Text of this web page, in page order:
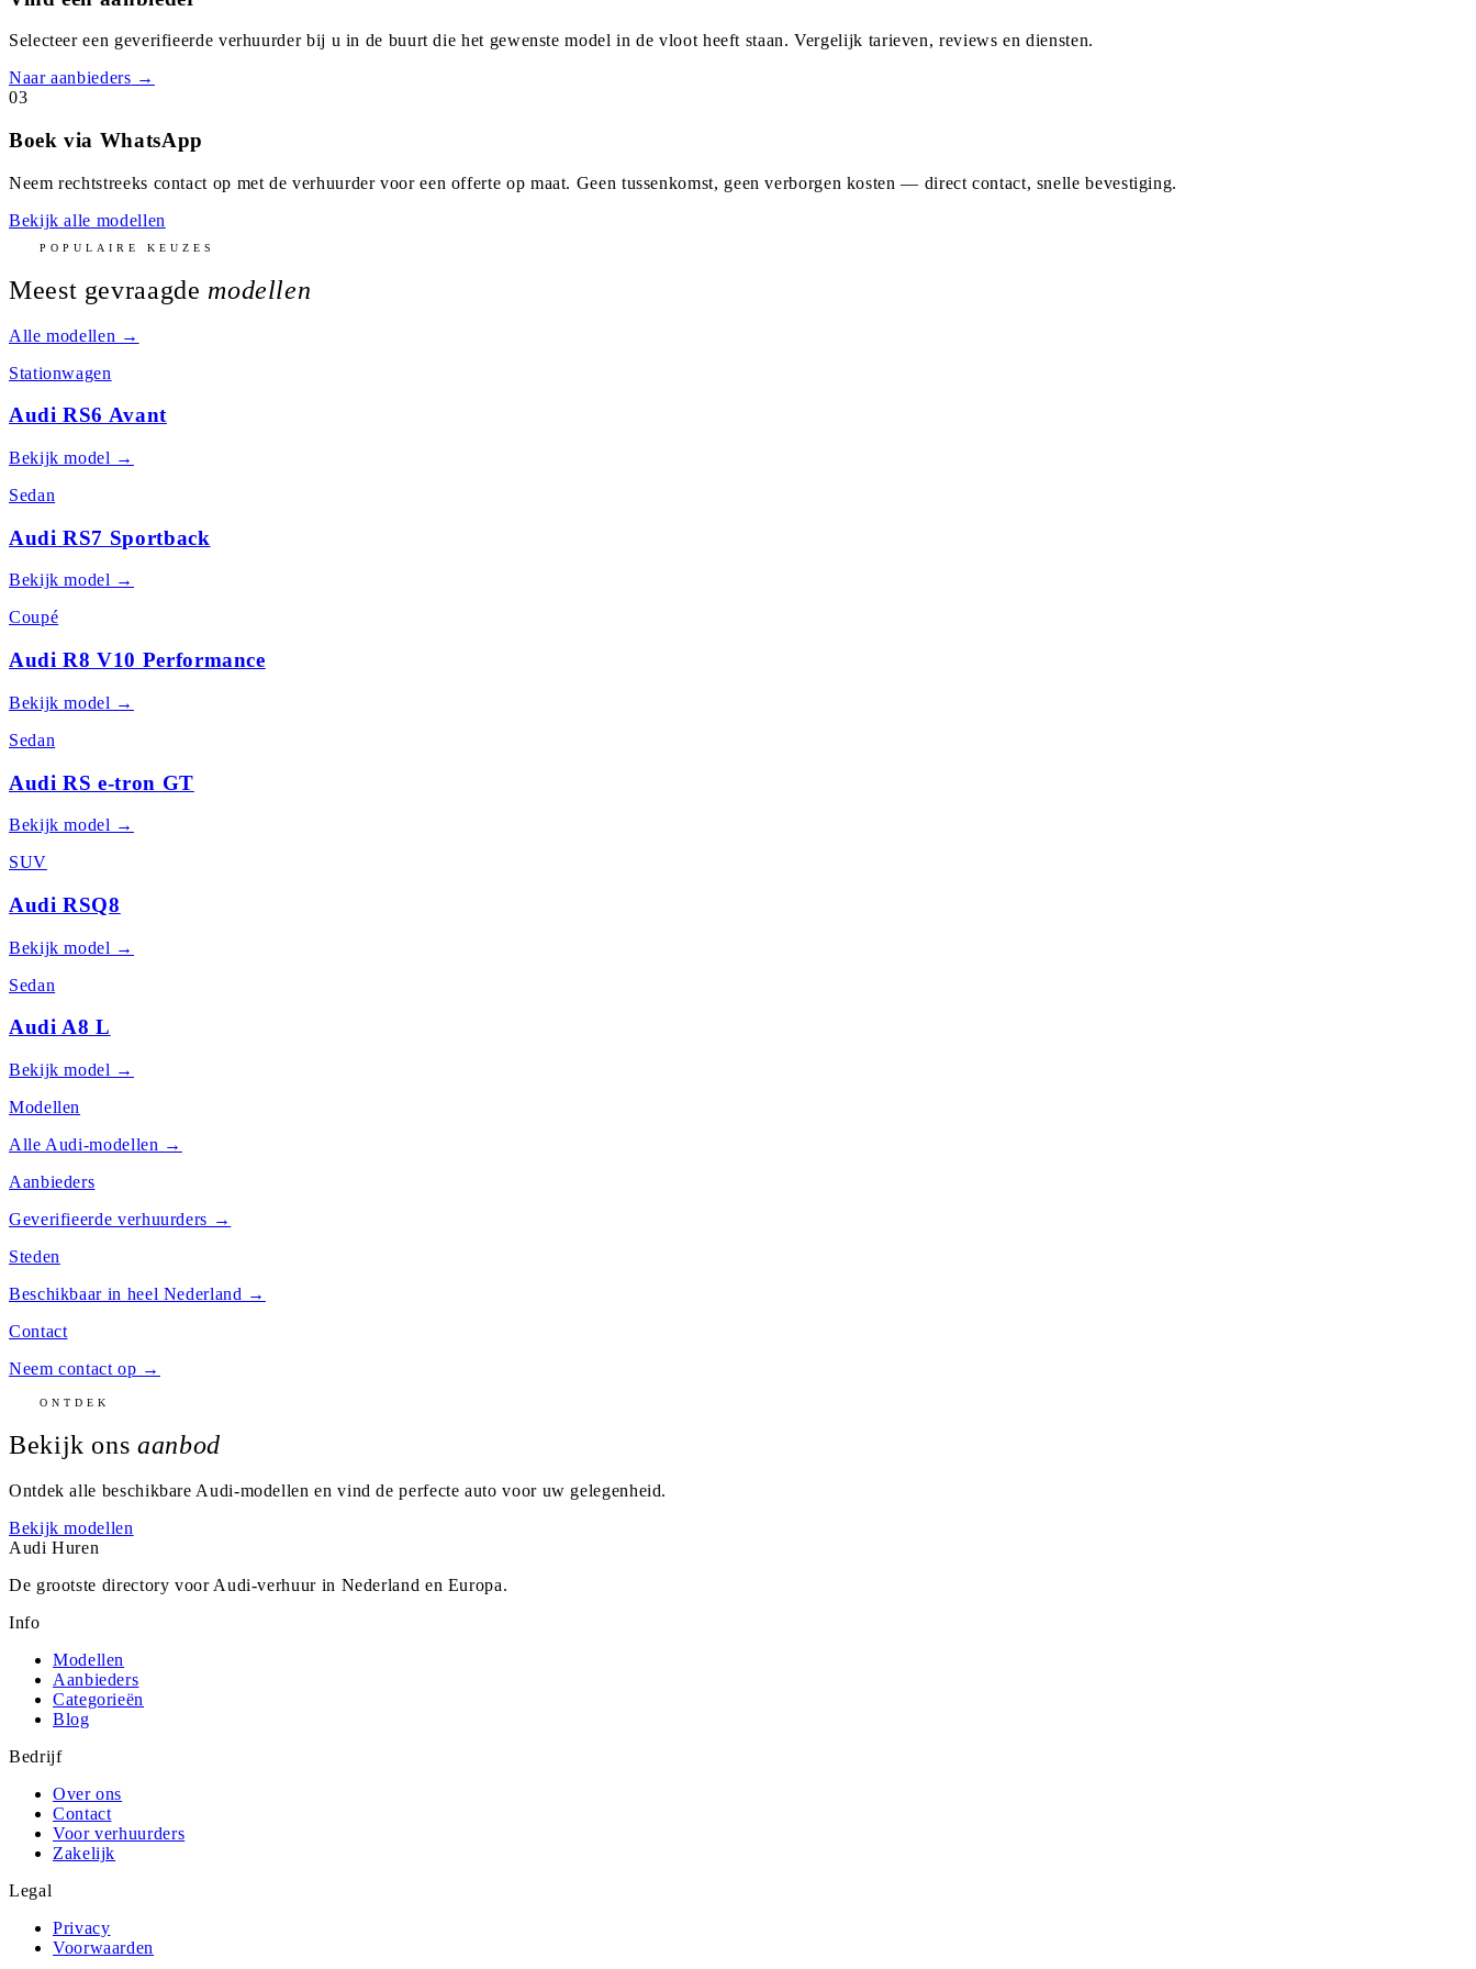
Selecteer een geverifieerde verhuurder bij u in de buurt die het gewenste model in de vloot heeft staan. Vergelijk tarieven, reviews en diensten.
Naar aanbieders →
03
Boek via WhatsApp
Neem rechtstreeks contact op met de verhuurder voor een offerte op maat. Geen tussenkomst, geen verborgen kosten — direct contact, snelle bevestiging.
Bekijk alle modellen
POPULAIRE KEUZES
Meest gevraagde modellen
Alle modellen →
Stationwagen
Audi RS6 Avant
Bekijk model →
Sedan
Audi RS7 Sportback
Bekijk model →
Coupé
Audi R8 V10 Performance
Bekijk model →
Sedan
Audi RS e-tron GT
Bekijk model →
SUV
Audi RSQ8
Bekijk model →
Sedan
Audi A8 L
Bekijk model →
Modellen
Alle Audi-modellen →
Aanbieders
Geverifieerde verhuurders →
Steden
Beschikbaar in heel Nederland →
Contact
Neem contact op →
ONTDEK
Bekijk onsaanbod
Ontdek alle beschikbare Audi-modellen en vind de perfecte auto voor uw gelegenheid.
Bekijk modellen
Audi Huren
De grootste directory voor Audi-verhuur in Nederland en Europa.
Info
Modellen
Aanbieders
Categorieën
Blog
Bedrijf
Over ons
Contact
Voor verhuurders
Zakelijk
Legal
Privacy
Voorwaarden